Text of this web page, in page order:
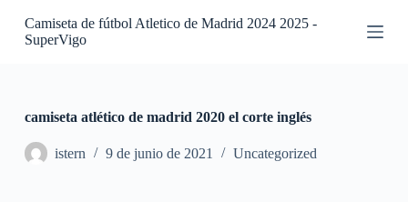
SCamiseta de fútbol Atletico de Madrid 2024 2025 -
SuperVigo
camiseta atlético de madrid 2020 el corte inglés
istern 9 de junio de 2021 Uncategorized